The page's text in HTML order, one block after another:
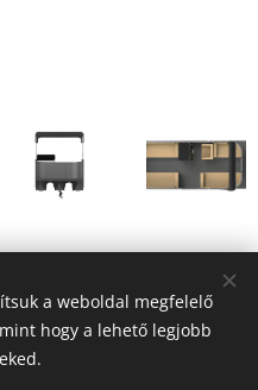
a weboldal megfelelő
hogy a lehető legjobb